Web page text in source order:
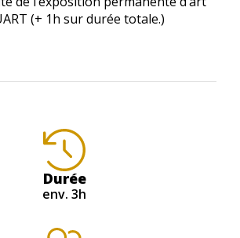
(+ 1h sur durée totale.)
Durée
env. 3h